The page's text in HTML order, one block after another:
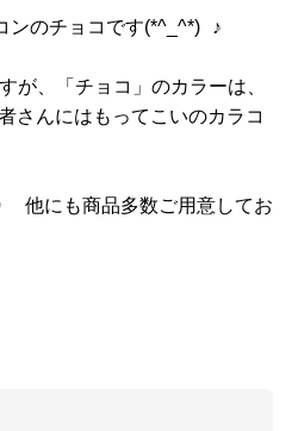
ンのチョコです(*^_^*) ♪
が、「チョコ」のカラーは、
さんにはもってこいのカラコ
他にも商品多数ご用意してお